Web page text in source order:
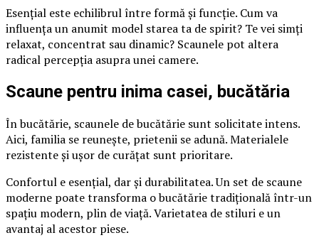
Esențial este echilibrul între formă și funcție. Cum va
influența un anumit model starea ta de spirit? Te vei simți
relaxat, concentrat sau dinamic? Scaunele pot altera
radical percepția asupra unei camere.
Scaune pentru inima casei, bucătăria
În bucătărie, scaunele de bucătărie sunt solicitate intens.
Aici, familia se reunește, prietenii se adună. Materialele
rezistente și ușor de curățat sunt prioritare.
Confortul e esențial, dar și durabilitatea. Un set de scaune
moderne poate transforma o bucătărie tradițională într-un
spațiu modern, plin de viață. Varietatea de stiluri e un
avantaj al acestor piese.